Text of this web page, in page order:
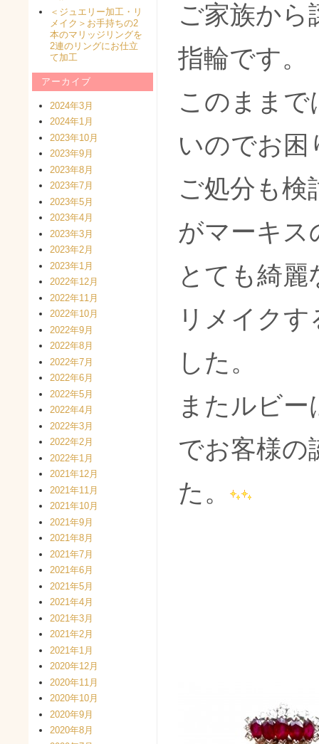
ご家族から
指輪です。
このまま
いのでお困
ご処分も検
がマーキス
とても綺麗
リメイク
した。
またルビ
でお客様の
た。
＜ジュエリー加工・リ
メイク＞お手持ちの2
本のマリッジリングを
2連のリングにお仕立
て加工
アーカイブ
2024年3月
2024年1月
2023年10月
2023年9月
2023年8月
2023年7月
2023年5月
2023年4月
2023年3月
2023年2月
2023年1月
2022年12月
2022年11月
2022年10月
2022年9月
2022年8月
2022年7月
2022年6月
2022年5月
2022年4月
2022年3月
2022年2月
2022年1月
2021年12月
2021年11月
2021年10月
2021年9月
2021年8月
2021年7月
2021年6月
2021年5月
2021年4月
2021年3月
2021年2月
2021年1月
2020年12月
2020年11月
2020年10月
2020年9月
2020年8月